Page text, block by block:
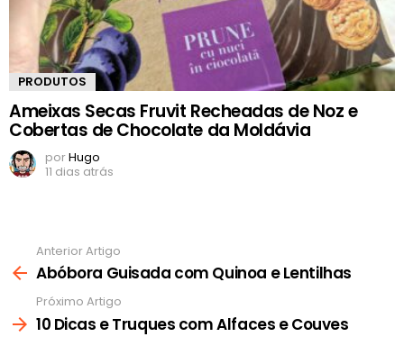
PRODUTOS
Ameixas Secas Fruvit Recheadas de Noz e
Cobertas de Chocolate da Moldávia
porHugo
11 dias atrás
mais
Anterior Artigo
Abóbora Guisada com Quinoa e Lentilhas
Próximo Artigo
10 Dicas e Truques com Alfaces e Couves